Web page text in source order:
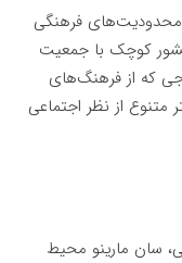
محدودیت‌های فرهنگی
کوچک با جمعیت
که از فرهنگ‌های
از نظر اجتماعی
سان مارینو محیط